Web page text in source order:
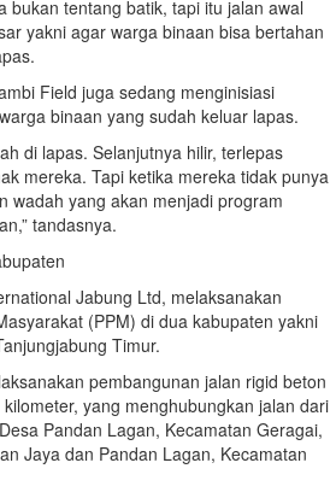
bukan tentang batik, tapi itu jalan awal
yakni agar warga binaan bisa bertahan
Field juga sedang menginisiasi
binaan yang sudah keluar lapas.
di lapas. Selanjutnya hilir, terlepas
mereka. Tapi ketika mereka tidak punya
wadah yang akan menjadi program
tandasnya.
Jabung Ltd, melaksanakan
(PPM) di dua kabupaten yakni
Timur.
pembangunan jalan rigid beton
yang menghubungkan jalan dari
Pandan Lagan, Kecamatan Geragai,
Jaya dan Pandan Lagan, Kecamatan